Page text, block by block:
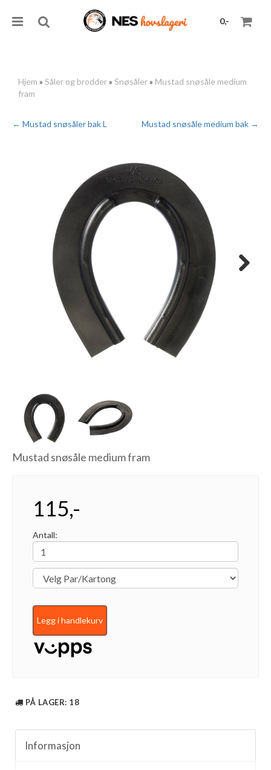
0,-
Hjem » Såler og brodder» Snøsåler» Mustad snøsåle medium
fram
Mustad snøsåle medium bak →
← Mustad snøsåler bak L
Mustad snøsåle medium fram
115,-
Antall:
Legg i handlekurv
PÅ LAGER: 18
Informasjon